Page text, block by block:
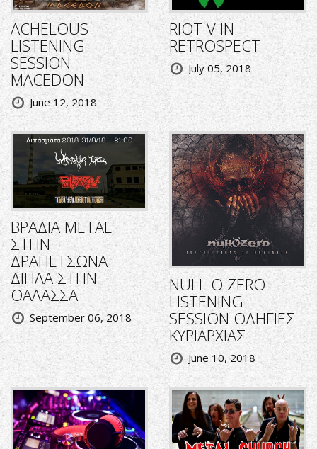
ACHELOUS
LISTENING
SESSION
MACEDON
June 12, 2018
RIOT V IN
RETROSPECT
July 05, 2018
ΒΡΑΔΙΑ METAL
ΣΤΗΝ
ΔΡΑΠΕΤΣΩΝΑ
ΔΙΠΛΑ ΣΤΗΝ
ΘΑΛΑΣΣΑ
September 06, 2018
NULL O ZERO
LISTENING
SESSION ΟΔΗΓΙΕΣ
ΚΥΡΙΑΡΧΙΑΣ
June 10, 2018